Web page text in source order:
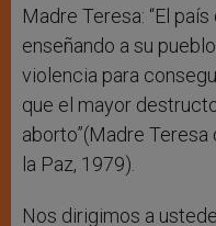
Madre Teresa: “El
enseñando a su
violencia para
que el mayor
aborto”(Madre
la Paz, 1979).
Nos dirigimos a